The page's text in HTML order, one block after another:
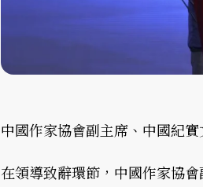
中國作家協會副主席、中國紀
在領導致辭環節，中國作家協